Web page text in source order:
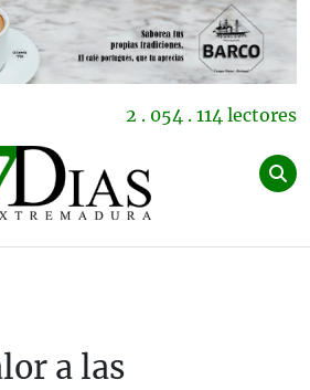
2 . 054 . 114 lectores
a las